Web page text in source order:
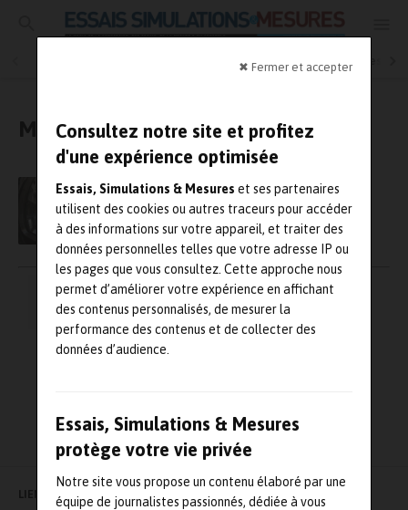
✖ Fermer et accepter
Consultez notre site et profitez
d'une expérience optimisée
Essais, Simulations & Mesures et ses partenaires
utilisent des cookies ou autres traceurs pour accéder
à des informations sur votre appareil, et traiter des
données personnelles telles que votre adresse IP ou
les pages que vous consultez. Cette approche nous
permet d’améliorer votre expérience en affichant
des contenus personnalisés, de mesurer la
performance des contenus et de collecter des
données d’audience.
Essais, Simulations & Mesures
protège votre vie privée
Notre site vous propose un contenu élaboré par une
équipe de journalistes passionnés, dédiée à vous
Contrôle Qualité
Métrologie
Hexagon devient le principal partenaire
métrologie d’ITER
Pagination
publications
← 1 … 6 7
LIENS UTILES